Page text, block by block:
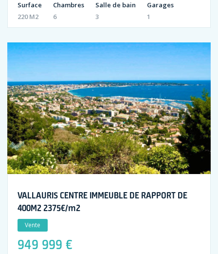
Surface
220 M2
Chambres
6
Salle de bain
3
Garages
1
VALLAURIS CENTRE IMMEUBLE DE RAPPORT DE
400M2 2375€/m2
Vente
949 999 €